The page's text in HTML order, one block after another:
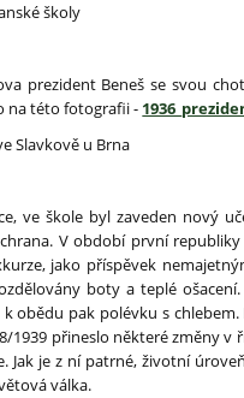
školy
prezident Beneš se svou
na této fotografii -
Slavkově u Brna
ve škole byl zaveden nový
V období první
jako příspěvek
boty a teplé
obědu pak polévku s
1939 přineslo některé změny
je z ní patrné, životní
válka.